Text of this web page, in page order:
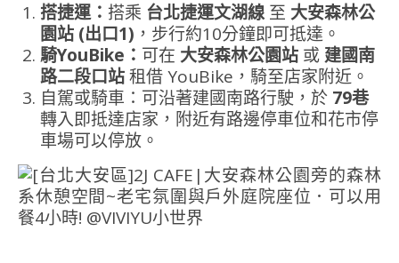
搭捷運： 搭乘 台北捷運文湖線 至 大安森林公
園站 (出口1) ，步行約10分鐘即可抵達。
騎YouBike： 可在 大安森林公園站 或 建國南
路二段口站租借 YouBike，騎至店家附近。
自駕或騎車：可沿著建國南路行駛，於 79巷
轉入即抵達店家，附近有路邊停車位和花市停
車場可以停放。